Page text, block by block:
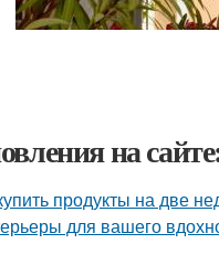
на
продукты на две
для вашего